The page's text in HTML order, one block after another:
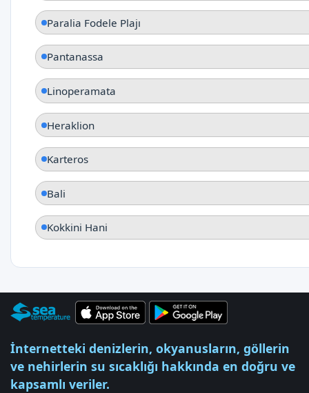
Paralia Fodele Plajı
Pantanassa
Linoperamata
Heraklion
Karteros
Bali
Kokkini Hani
İnternetteki denizlerin, okyanusların, göllerin
ve nehirlerin su sıcaklığı hakkında en doğru ve
kapsamlı veriler.